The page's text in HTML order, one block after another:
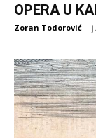
OPERA U
Zoran Todorović -